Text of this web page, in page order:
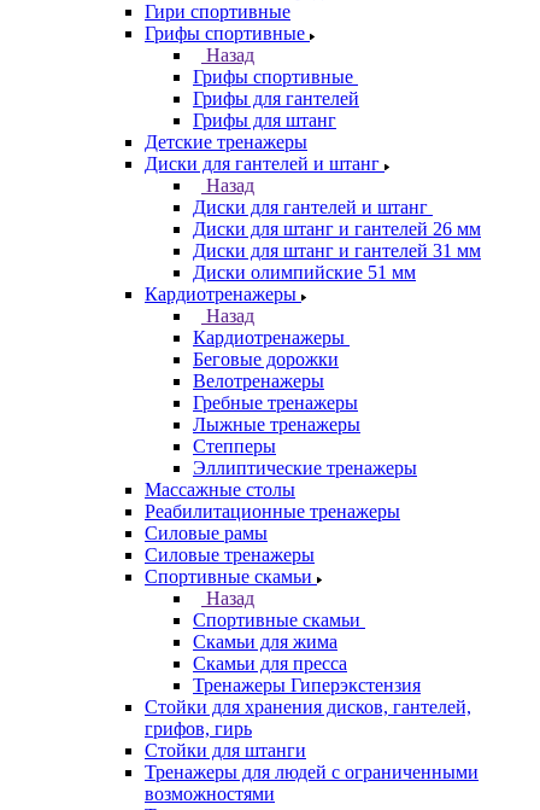
Гири спортивные
Грифы спортивные
Назад
Грифы спортивные
Грифы для гантелей
Грифы для штанг
Детские тренажеры
Диски для гантелей и штанг
Назад
Диски для гантелей и штанг
Диски для штанг и гантелей 26 мм
Диски для штанг и гантелей 31 мм
Диски олимпийские 51 мм
Кардиотренажеры
Назад
Кардиотренажеры
Беговые дорожки
Велотренажеры
Гребные тренажеры
Лыжные тренажеры
Степперы
Эллиптические тренажеры
Массажные столы
Реабилитационные тренажеры
Силовые рамы
Силовые тренажеры
Спортивные скамьи
Назад
Спортивные скамьи
Скамьи для жима
Скамьи для пресса
Тренажеры Гиперэкстензия
Стойки для хранения дисков, гантелей,
грифов, гирь
Стойки для штанги
Тренажеры для людей с ограниченными
возможностями